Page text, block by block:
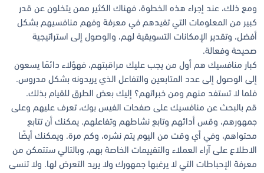
ومع ذلك، عند إجراء هذه الخطوة، فهناك الكثير ممن يتخلون عن قدر
كبير من المعلومات التي تفيدهم في معرفة وفهم منافسيهم بشكل
أفضل، وتقدير الإمكانات التسويقية لهم، والوصول إلى استراتيجية
صحيحة وفعالة.
كبار منافسيك هم أول من يجب عليك مراقبتهم، فهؤلاء دائمًا يسعون
إلى الوصول إلى عدد المتابعين والتفاعل الذي يريدونه بشكل مدروس.
فلما لا تستفد منهم ومن خبراتهم؟ إليك بعض الطرق للقيام بذلك.
قم بالبحث عن منافسيك على صفحات الفيس بوك، تعرف عليهم وعلى
جمهورهم، وقس أدائهم وتابع نشاطهم وتفاعلهم. يمكنك أن تتابع
محتواهم، وفي أي وقت من اليوم يتم نشره، وكم مرة. ويمكنك أيضًا
الاطلاع على آراء العملاء والتقييمات الخاصة بهم، وبالتالي ستتمكن من
معرفة الإحباطات التي لا يرغبها جمهورك ولا يريد التعرض لها. ولا تنسى